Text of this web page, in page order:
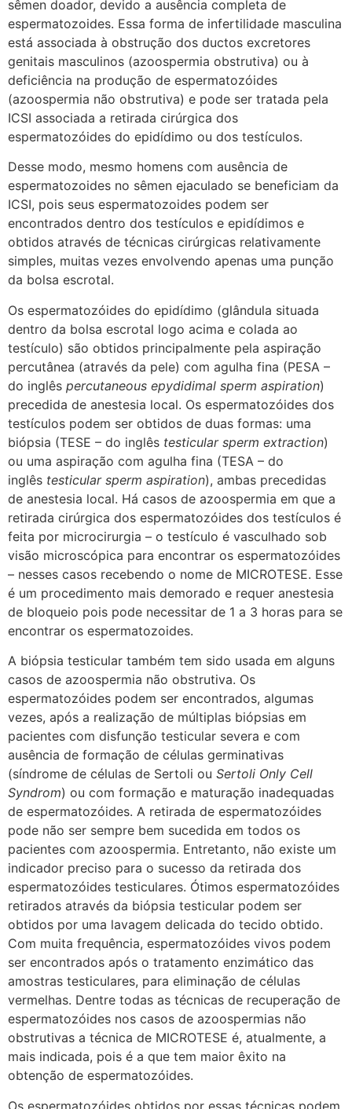
sêmen doador, devido a ausência completa de
espermatozoides. Essa forma de infertilidade masculina
está associada à obstrução dos ductos excretores
genitais masculinos (azoospermia obstrutiva) ou à
deficiência na produção de espermatozóides
(azoospermia não obstrutiva) e pode ser tratada pela
ICSI associada a retirada cirúrgica dos
espermatozóides do epidídimo ou dos testículos.
Desse modo, mesmo homens com ausência de
espermatozoides no sêmen ejaculado se beneficiam da
ICSI, pois seus espermatozoides podem ser
encontrados dentro dos testículos e epidídimos e
obtidos através de técnicas cirúrgicas relativamente
simples, muitas vezes envolvendo apenas uma punção
da bolsa escrotal.
Os espermatozóides do epidídimo (glândula situada
dentro da bolsa escrotal logo acima e colada ao
testículo) são obtidos principalmente pela aspiração
percutânea (através da pele) com agulha fina (PESA –
do inglês percutaneous epydidimal sperm aspiration)
precedida de anestesia local. Os espermatozóides dos
testículos podem ser obtidos de duas formas: uma
biópsia (TESE – do inglês testicular sperm extraction)
ou uma aspiração com agulha fina (TESA – do
inglês testicular sperm aspiration), ambas precedidas
de anestesia local. Há casos de azoospermia em que a
retirada cirúrgica dos espermatozóides dos testículos é
feita por microcirurgia – o testículo é vasculhado sob
visão microscópica para encontrar os espermatozóides
– nesses casos recebendo o nome de MICROTESE. Esse
é um procedimento mais demorado e requer anestesia
de bloqueio pois pode necessitar de 1 a 3 horas para se
encontrar os espermatozoides.
A biópsia testicular também tem sido usada em alguns
casos de azoospermia não obstrutiva. Os
espermatozóides podem ser encontrados, algumas
vezes, após a realização de múltiplas biópsias em
pacientes com disfunção testicular severa e com
ausência de formação de células germinativas
(síndrome de células de Sertoli ou Sertoli Only Cell
Syndrom) ou com formação e maturação inadequadas
de espermatozóides. A retirada de espermatozóides
pode não ser sempre bem sucedida em todos os
pacientes com azoospermia. Entretanto, não existe um
indicador preciso para o sucesso da retirada dos
espermatozóides testiculares. Ótimos espermatozóides
retirados através da biópsia testicular podem ser
obtidos por uma lavagem delicada do tecido obtido.
Com muita frequência, espermatozóides vivos podem
ser encontrados após o tratamento enzimático das
amostras testiculares, para eliminação de células
vermelhas. Dentre todas as técnicas de recuperação de
espermatozóides nos casos de azoospermias não
obstrutivas a técnica de MICROTESE é, atualmente, a
mais indicada, pois é a que tem maior êxito na
obtenção de espermatozóides.
Os espermatozóides obtidos por essas técnicas podem